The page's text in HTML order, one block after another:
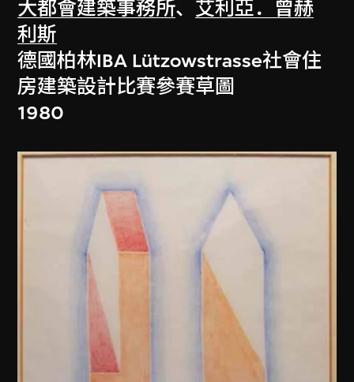
大都會建築事務所、 艾利亞．曾赫
利斯
德國柏林IBA Lützowstrasse社會住
房建築設計比賽參賽草圖
1980